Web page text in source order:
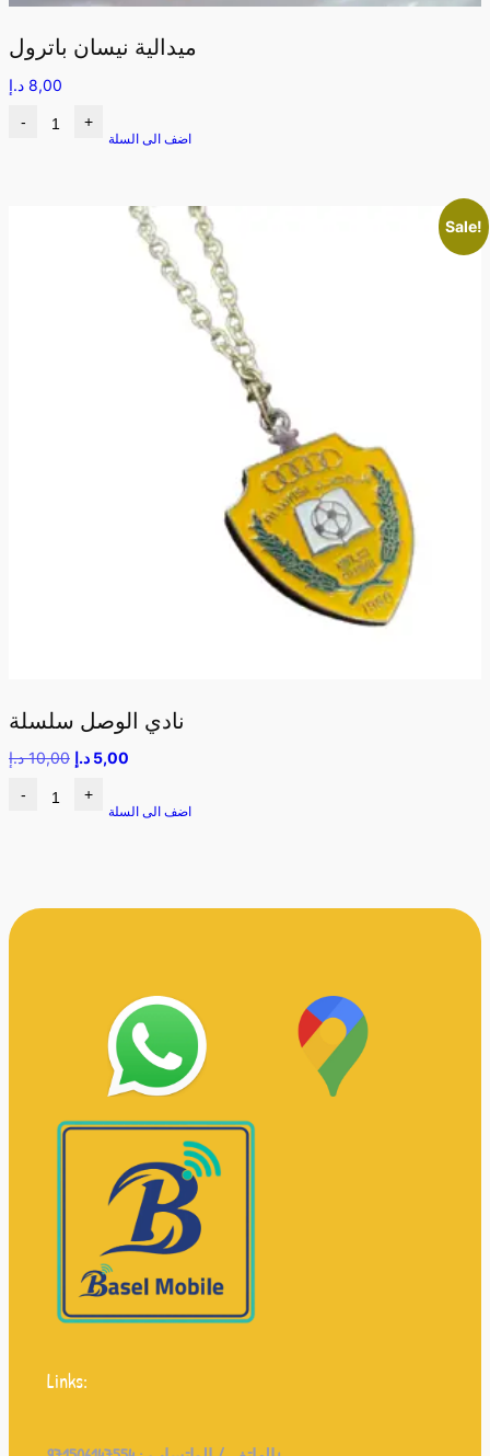
ميدالية نيسان باترول
8,00 د.إ
- +
اضف الى السلة
Sale!
نادي الوصل سلسلة
10,00 د.إ 5,00 د.إ
- +
اضف الى السلة
Links: